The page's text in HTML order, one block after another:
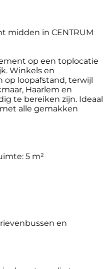
midden in CENTRUM
op een toplocatie
Winkels en
op loopafstand, terwijl
Haarlem en
te bereiken zijn. Ideaal
alle gemakken
5 m²
en